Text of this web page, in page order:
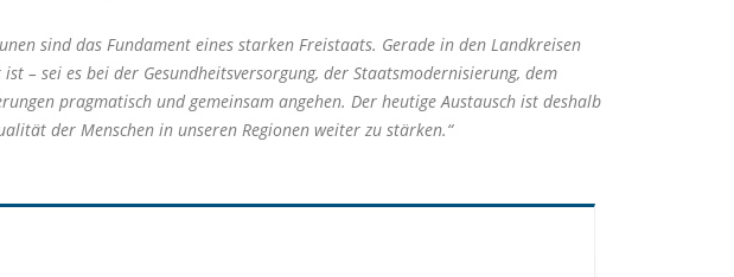
sind das Fundament eines starken Freistaats. Gerade in den Landkreisen
– sei es bei der Gesundheitsversorgung, der Staatsmodernisierung, dem
pragmatisch und gemeinsam angehen. Der heutige Austausch ist deshalb
der Menschen in unseren Regionen weiter zu stärken.“